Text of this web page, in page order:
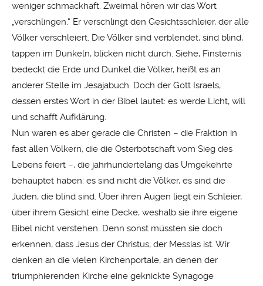
weniger schmackhaft. Zweimal hören wir das Wort
„verschlingen.“ Er verschlingt den Gesichtsschleier, der alle
Völker verschleiert. Die Völker sind verblendet, sind blind,
tappen im Dunkeln, blicken nicht durch. Siehe, Finsternis
bedeckt die Erde und Dunkel die Völker, heißt es an
anderer Stelle im Jesajabuch. Doch der Gott Israels,
dessen erstes Wort in der Bibel lautet: es werde Licht, will
und schafft Aufklärung.
Nun waren es aber gerade die Christen – die Fraktion in
fast allen Völkern, die die Osterbotschaft vom Sieg des
Lebens feiert –, die jahrhundertelang das Umgekehrte
behauptet haben: es sind nicht die Völker, es sind die
Juden, die blind sind. Über ihren Augen liegt ein Schleier,
über ihrem Gesicht eine Decke, weshalb sie ihre eigene
Bibel nicht verstehen. Denn sonst müssten sie doch
erkennen, dass Jesus der Christus, der Messias ist. Wir
denken an die vielen Kirchenportale, an denen der
triumphierenden Kirche eine geknickte Synagoge